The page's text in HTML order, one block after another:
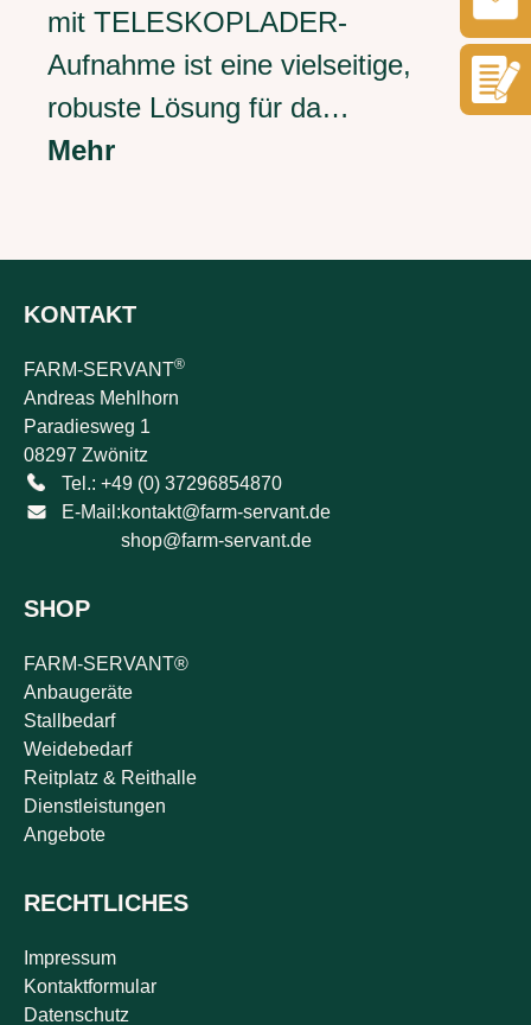
mit TELESKOPLADER-
Aufnahme ist eine vielseitige,
robuste Lösung für da…
Mehr
KONTAKT
FARM-SERVANT®
Andreas Mehlhorn
Paradiesweg 1
08297 Zwönitz
Tel.: +49 (0) 37296854870
E-Mail:kontakt@farm-servant.de
shop@farm-servant.de
SHOP
FARM-SERVANT®
Anbaugeräte
Stallbedarf
Weidebedarf
Reitplatz & Reithalle
Dienstleistungen
Angebote
RECHTLICHES
Impressum
Kontaktformular
Datenschutz